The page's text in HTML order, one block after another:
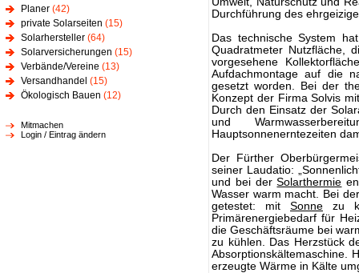
Planer (42)
private Solarseiten (15)
Solarhersteller (64)
Solarversicherungen (15)
Verbände/Vereine (13)
Versandhandel (15)
Ökologisch Bauen (12)
Mitmachen
Login / Eintrag ändern
Durchführung des
Das technische System
Quadratmeter Nutzfläche,
vorgesehene
Aufdachmontage auf die
gesetzt worden. Bei der
Konzept der Firma Solvis
Durch den Einsatz der
und
Hauptsonnenerntezeiten
Der Fürther
seiner Laudatio:
und bei derSolarthermie
Wasser warm macht. Bei
getestet: mit Sonne zu
Primärenergiebedarf für
die Geschäftsräume bei
zu kühlen. Das Herzstück
Absorptionskältemaschine.
erzeugte Wärme in Kälte